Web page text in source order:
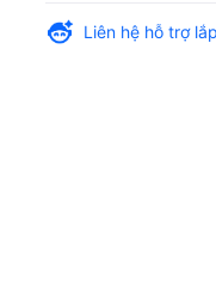
Liên hệ hỗ trợ